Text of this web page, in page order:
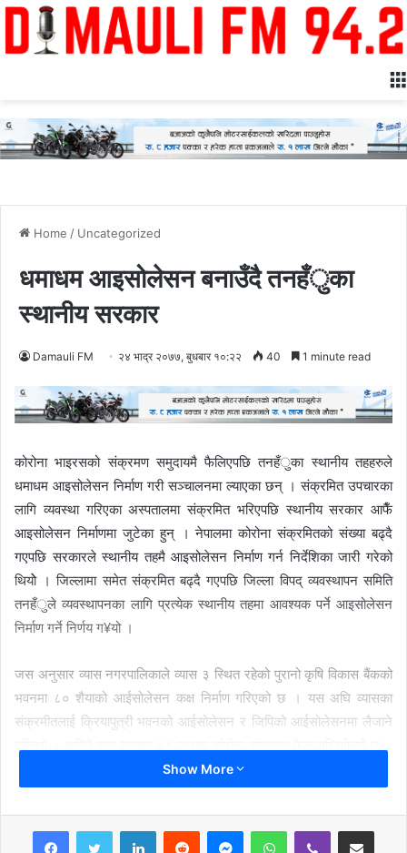
Home / Uncategorized
धमाधम आइसोलेसन बनाउँदै तनहँुका
स्थानीय सरकार
Damauli FM २४ भाद्र २०७७, बुधबार १०:२२ 40 1 minute read
कोरोना भाइरसको संक्रमण समुदायमै फैलिएपछि तनहँुका स्थानीय तहहरुले
धमाधम आइसोलेसन निर्माण गरी सञ्चालनमा ल्याएका छन् । संक्रमित उपचारका
लागि व्यवस्था गरिएका अस्पतालमा संक्रमित भरिएपछि स्थानीय सरकार आफैँ
आइसोलेसन निर्माणमा जुटेका हुन् । नेपालमा कोरोना संक्रमितको संख्या बढ्दै
गएपछि सरकारले स्थानीय तहमै आइसोलेसन निर्माण गर्न निर्देशिका जारी गरेको
थियोे । जिल्लामा समेत संक्रमित बढ्दै गएपछि जिल्ला विपद् व्यवस्थापन समिति
तनहँुले व्यवस्थापनका लागि प्रत्येक स्थानीय तहमा आवश्यक पर्ने आइसोलेसन
निर्माण गर्ने निर्णय ग¥यो ।
जस अनुसार व्यास नगरपालिकाले व्यास ३ स्थित रहेको पुरानो कृषि विकास बैंकको
भवनमा ८० शैयाको आईसोलेसन कक्ष निर्माण गरिएको छ । यस अघि व्यासका
संक्रमीतलाई क्रियापुत्री भवनको आईसोलेसन र जिपिको आईसोलेसनमा लैजाने
जसमा ३४ जना निको भई घर फर्किएका छन् ।
भानु नगरपालिकाका संक्रमीत र नजिकका छिमेकी पालिकाका संक्रमीतलाई उक्त
आईशोलेसनमा राखिने भएको छ । अहिले सम्म जिल्लामा सबै भन्दा धेरै संक्रमीत
Show More